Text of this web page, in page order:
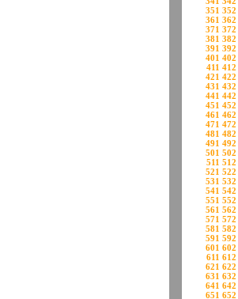
351 352
361 362
371 372
381 382
391 392
401 402
411 412
421 422
431 432
441 442
451 452
461 462
471 472
481 482
491 492
501 502
511 512
521 522
531 532
541 542
551 552
561 562
571 572
581 582
591 592
601 602
611 612
621 622
631 632
641 642
651 652